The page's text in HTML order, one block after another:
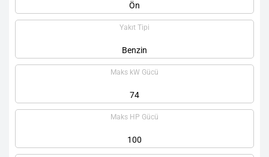
Ön
Yakıt Tipi
Benzin
Maks kW Gücü
74
Maks HP Gücü
100